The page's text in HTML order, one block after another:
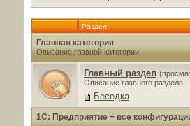
Раздел
Главная категория
Описание главной категории
Главный раздел
Описание главного раздела
Беседка
1C: Предприятие + все